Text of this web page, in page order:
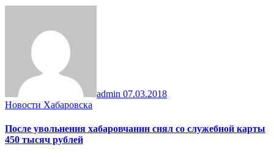
admin 07.03.2018
Новости Хабаровска
После увольнения хабаровчанин снял со служебной карты
450 тысяч рублей